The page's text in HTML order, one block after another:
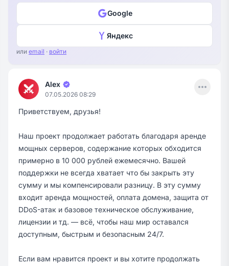
Google
Яндекс
или email · войти
Alex
07.05.2026 08:29
Menu
Приветствуем, друзья!
Наш проект продолжает работать благодаря аренде
мощных серверов, содержание которых обходится
примерно в 10 000 рублей ежемесячно. Вашей
поддержки не всегда хватает что бы закрыть эту
сумму и мы компенсировали разницу. В эту сумму
входит аренда мощностей, оплата домена, защита от
DDoS-атак и базовое техническое обслуживание,
лицензии и тд. — всё, чтобы наш мир оставался
доступным, быстрым и безопасным 24/7.
Если вам нравится проект и вы хотите продолжать